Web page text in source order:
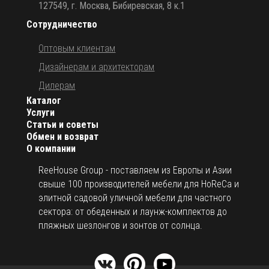
О компании
ReeHouse Group - поставляем из Европы и Азии
свыше 100 производителей мебели для HoReCa и
элитной садовой уличной мебели для частного
сектора: от обеденных и лаунж-комплектов до
пляжных шезлонгов и зонтов от солнца.
Каталог
Услуги
Статьи и советы
Обмен и возврат
Сотрудничество
Оптовым клиентам
Дизайнерам и архитекторам
Дилерам
127549, г. Москва, Бибиревская, 8 к.1